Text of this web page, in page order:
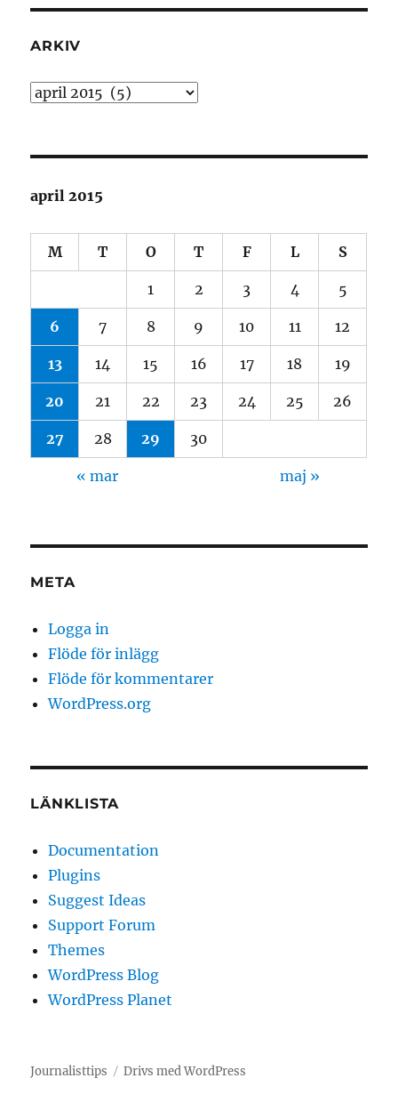
ARKIV
Arkiv
april 2015
M T O T F L S
1 2 3 4 5
6 7 8 9 10 11 12
13 14 15 16 17 18 19
20 21 22 23 24 25 26
27 28 29 30
« mar maj »
META
Logga in
Flöde för inlägg
Flöde för kommentarer
WordPress.org
LÄNKLISTA
Documentation
Plugins
Suggest Ideas
Support Forum
Themes
WordPress Blog
WordPress Planet
Journalisttips Drivs med WordPress